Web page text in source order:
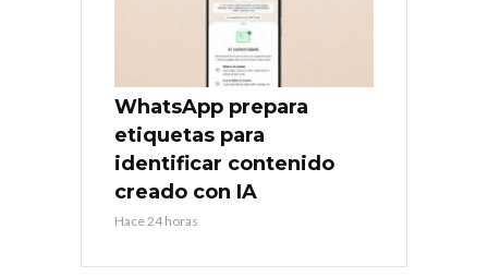
WhatsApp prepara
etiquetas para
identificar contenido
creado con IA
Hace 24 horas